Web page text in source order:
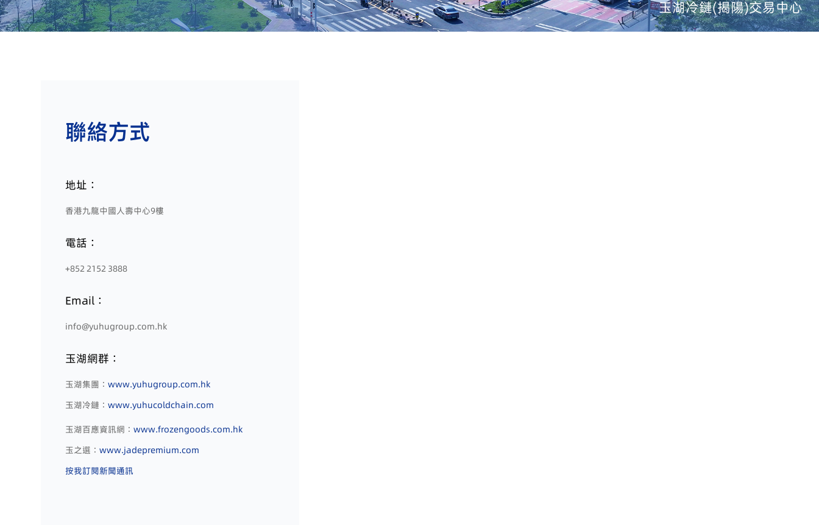
玉湖冷鏈(揭陽)交易中心
聯絡方式
地址：
香港九龍中國人壽中心9樓
電話：
+852 2152 3888
Email：
info@yuhugroup.com.hk
玉湖網群：
玉湖集團：www.yuhugroup.com.hk
玉湖冷鏈：www.yuhucoldchain.com
玉湖百應資訊網：www.frozengoods.com.hk
玉之選：www.jadepremium.com
按我訂閱新聞通訊